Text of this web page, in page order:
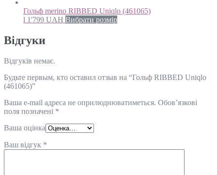
Гольф merino RIBBED Uniqlo (461065)
l 1'799 UAH Вибрати розмір
Відгуки
Відгуків немає.
Будьте первым, кто оставил отзыв на “Гольф RIBBED Uniqlo
(461065)”
Ваша e-mail адреса не оприлюднюватиметься. Обов’язкові
поля позначені *
Ваша оцінка
Ваш відгук *